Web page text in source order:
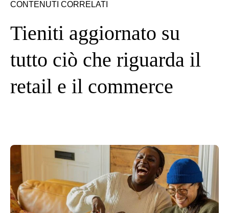
CONTENUTI CORRELATI
Tieniti aggiornato su
tutto ciò che riguarda il
retail e il commerce